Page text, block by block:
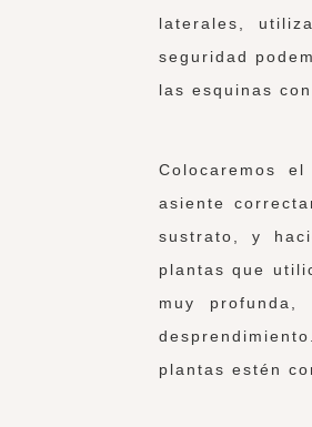
laterales,
seguridad
las esquinas
Colocaremos
asiente
sustrato, y
plantas que
muy
plantas estén